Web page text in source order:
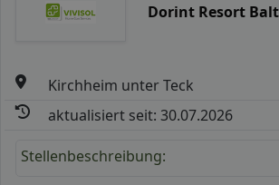
Dorint Resort
Kirchheim unter Teck
aktualisiert seit: 30.07.2026
Stellenbeschreibung: